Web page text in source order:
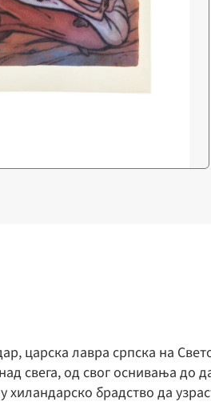
царска лавра српска на
свега, од свог оснивања до
хиландарско брадство да